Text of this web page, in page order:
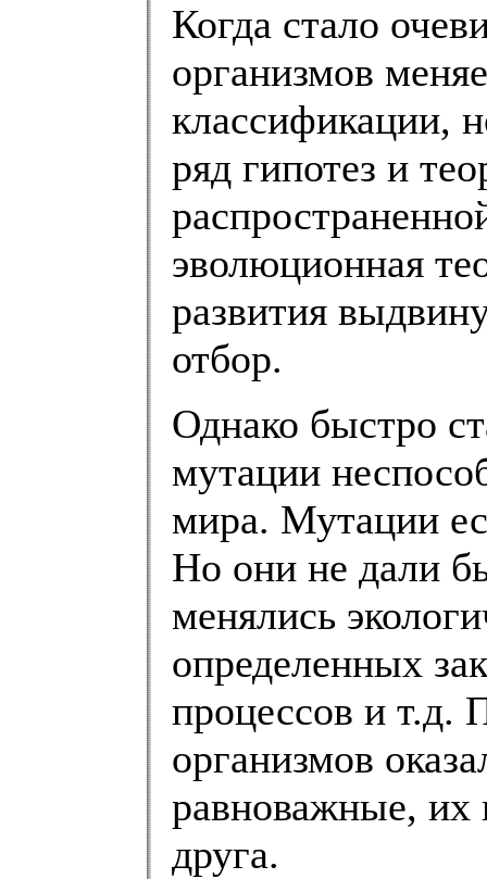
Когда стало
организмов
классификации,
ряд гипотез и
эволюционная
развития
отбор.
Однако быстро
мутации
мира. Мутации
Но они не дали
менялись
определенных
процессов и т.д.
организмов
равноважные, их
друга.